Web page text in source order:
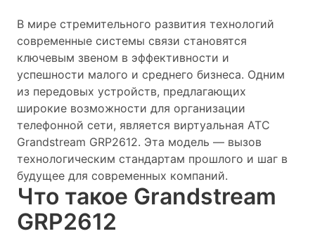
В мире стремительного развития технологий
современные системы связи становятся
ключевым звеном в эффективности и
успешности малого и среднего бизнеса. Одним
из передовых устройств, предлагающих
широкие возможности для организации
телефонной сети, является виртуальная АТС
Grandstream GRP2612. Эта модель — вызов
технологическим стандартам прошлого и шаг в
будущее для современных компаний.
Что такое Grandstream
GRP2612